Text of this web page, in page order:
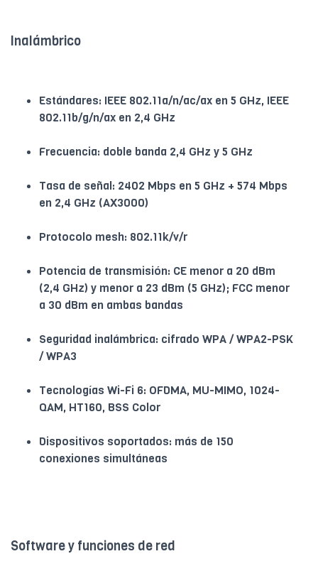
Inalámbrico
Estándares: IEEE 802.11a/n/ac/ax en 5 GHz, IEEE
802.11b/g/n/ax en 2,4 GHz
Frecuencia: doble banda 2,4 GHz y 5 GHz
Tasa de señal: 2402 Mbps en 5 GHz + 574 Mbps
en 2,4 GHz (AX3000)
Protocolo mesh: 802.11k/v/r
Potencia de transmisión: CE menor a 20 dBm
(2,4 GHz) y menor a 23 dBm (5 GHz); FCC menor
a 30 dBm en ambas bandas
Seguridad inalámbrica: cifrado WPA / WPA2-PSK
/ WPA3
Tecnologías Wi-Fi 6: OFDMA, MU-MIMO, 1024-
QAM, HT160, BSS Color
Dispositivos soportados: más de 150
conexiones simultáneas
Software y funciones de red